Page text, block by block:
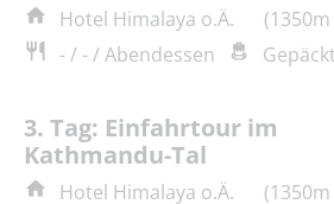
Hotel Himalaya o.Ä.
- / - / Abendessen
3. Tag: Einfahrtour im
Kathmandu-Tal
Hotel Himalaya o.Ä.